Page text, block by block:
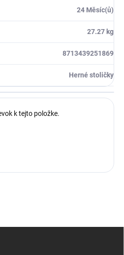
24 Měsíc(ů)
27.27 kg
8713439251869
Herné stoličky
k tejto položke.